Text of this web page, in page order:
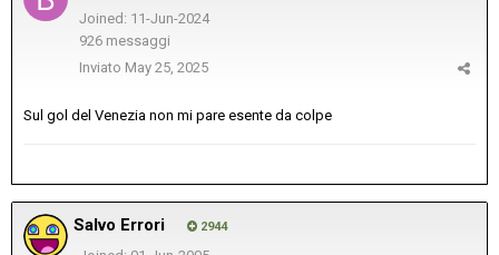
Joined: 11-Jun-2024
926 messaggi
Inviato May 25, 2025
Sul gol del Venezia non mi pare esente da colpe
Salvo Errori 2944